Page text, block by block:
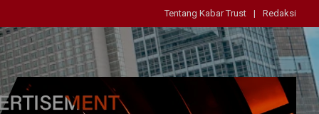
Tentang Kabar Trust Redaksi